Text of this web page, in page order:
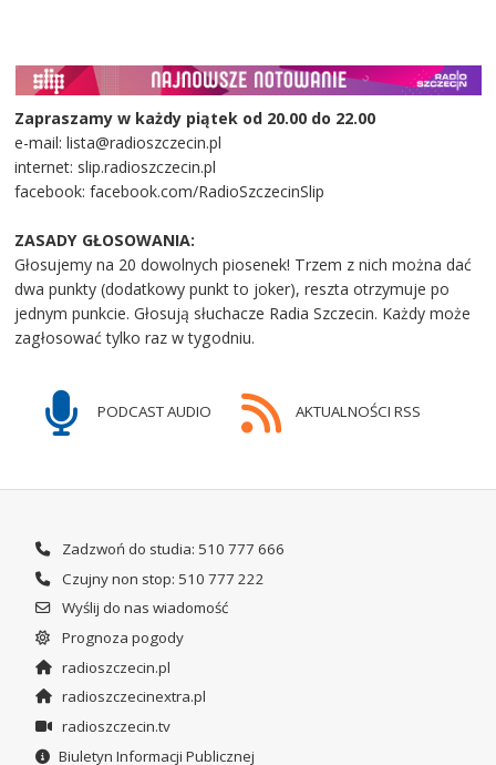
Zapraszamy w każdy piątek od 20.00 do 22.00
e-mail: lista@radioszczecin.pl
internet: slip.radioszczecin.pl
facebook: facebook.com/RadioSzczecinSlip
ZASADY GŁOSOWANIA:
Głosujemy na 20 dowolnych piosenek! Trzem z nich można dać
dwa punkty (dodatkowy punkt to joker), reszta otrzymuje po
jednym punkcie. Głosują słuchacze Radia Szczecin. Każdy może
zagłosować tylko raz w tygodniu.
PODCAST AUDIO AKTUALNOŚCI RSS
Zadzwoń do studia: 510 777 666
Czujny non stop: 510 777 222
Wyślij do nas wiadomość
Prognoza pogody
radioszczecin.pl
radioszczecinextra.pl
radioszczecin.tv
Biuletyn Informacji Publicznej